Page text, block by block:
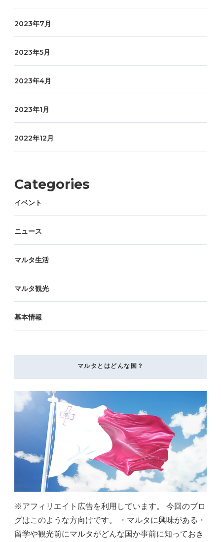
2023年7月
2023年5月
2023年4月
2023年1月
2022年12月
Categories
イベント
ニュース
マルタ生活
マルタ観光
基本情報
マルタとはどんな国？
※アフィリエイト広告を利用しています。 今回のブロ
グはこのような方向けです。 ・マルタに興味がある・
留学や観光前にマルタがどんな国か事前に知っておき